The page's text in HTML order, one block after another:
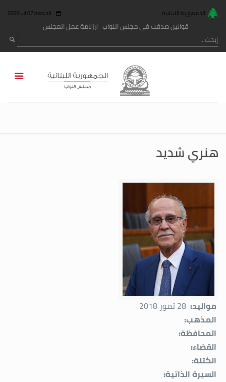
الجمهورية اللبنانية الجمعة 07 آب 2026
قوانين صدقت في مجلس النواب رزنامة عمل المجلس
هنري شديد
مواليد: 28 تموز 2018
المذهب:
المحافظة:
القضاء:
الكتلة:
السيرة الذاتية: